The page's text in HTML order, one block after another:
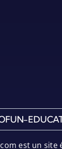
est un site